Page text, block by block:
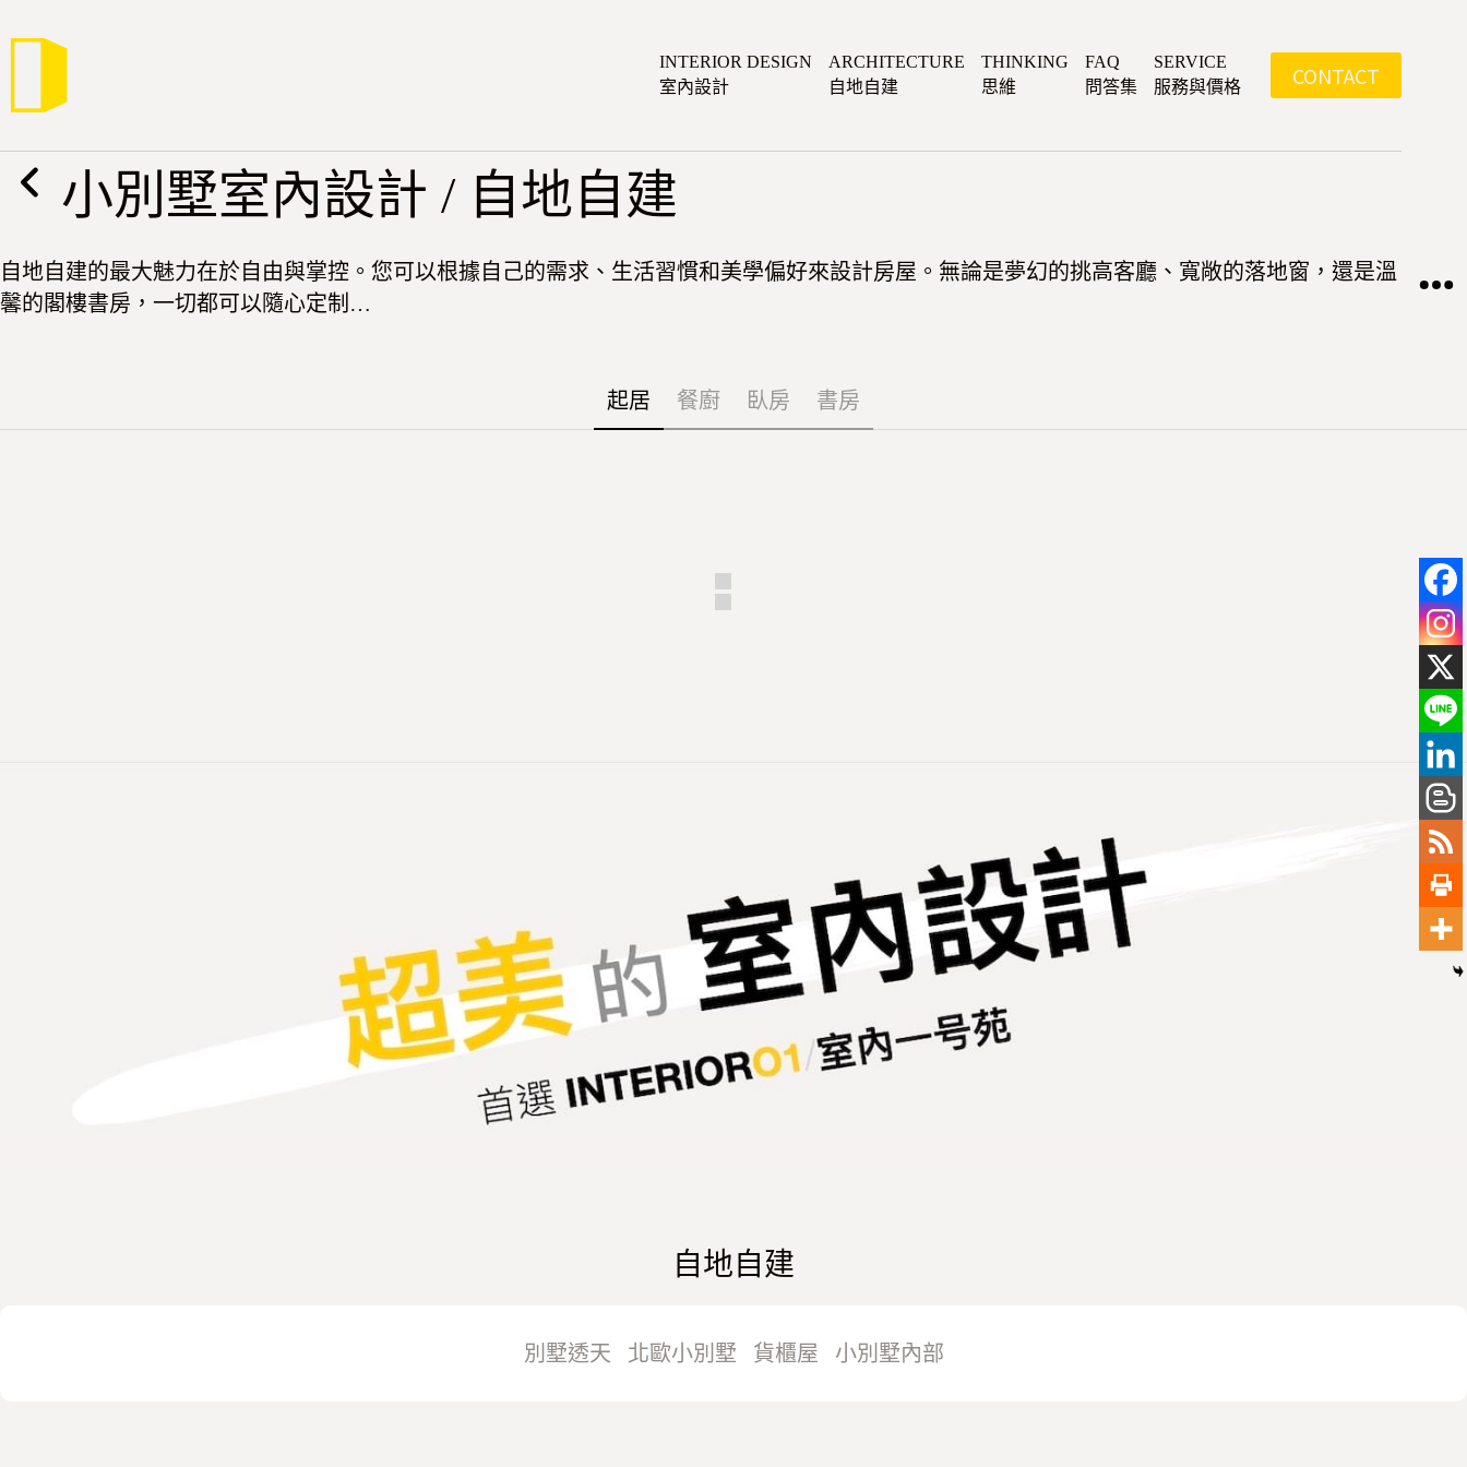
至
內
INTERIOR DESIGN
室內設計
ARCHITECTURE
自地自建
THINKING
思維
FAQ
問答集
SERVICE
服務與價格
CONTACT
小別墅室內設計 / 自地自建
自地自建的最大魅力在於自由與掌控。您可以根據自己的需求、生活習慣和美學偏好來設計房屋。無論是夢幻的挑高客廳、寬敞的落地窗，還是溫
馨的閣樓書房，一切都可以隨心定制…
起居 餐廚 臥房 書房
自地自建
別墅透天 北歐小別墅 貨櫃屋 小別墅內部